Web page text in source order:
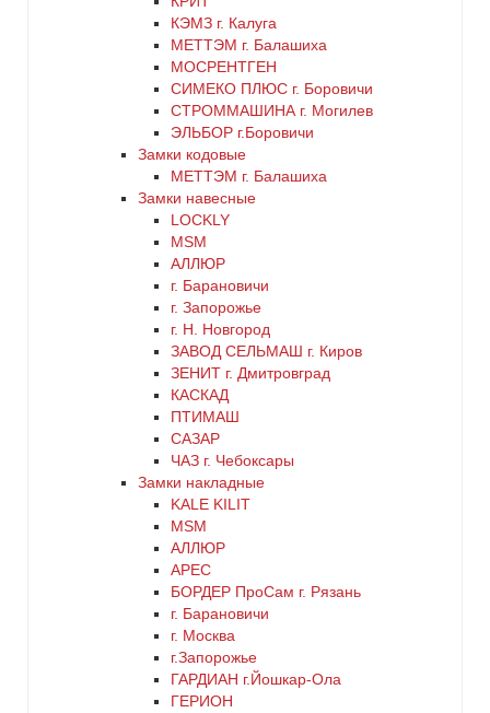
КЭМЗ г. Калуга
МЕТТЭМ г. Балашиха
МОСРЕНТГЕН
СИМЕКО ПЛЮС г. Боровичи
СТРОММАШИНА г. Могилев
ЭЛЬБОР г.Боровичи
Замки кодовые
МЕТТЭМ г. Балашиха
Замки навесные
LOCKLY
MSM
АЛЛЮР
г. Барановичи
г. Запорожье
г. Н. Новгород
ЗАВОД СЕЛЬМАШ г. Киров
ЗЕНИТ г. Дмитровград
КАСКАД
ПТИМАШ
САЗАР
ЧАЗ г. Чебоксары
Замки накладные
KALE KILIT
MSM
АЛЛЮР
АРЕС
БОРДЕР ПроСам г. Рязань
г. Барановичи
г. Москва
г.Запорожье
ГАРДИАН г.Йошкар-Ола
ГЕРИОН